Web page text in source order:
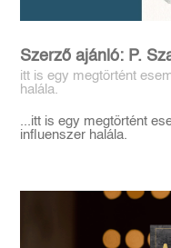
Szerző ajánló: P.
itt is egy megtörtént
halála.
...itt is egy megtörtént
influenszer halála.